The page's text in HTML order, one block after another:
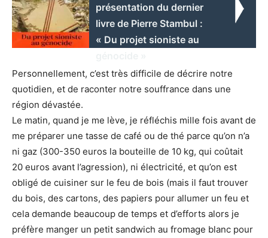
présentation du dernier
livre de Pierre Stambul :
« Du projet sioniste au
Personnellement, c’est très difficile de décrire notre
quotidien, et de raconter notre souffrance dans une
région dévastée.
Le matin, quand je me lève, je réfléchis mille fois avant de
me préparer une tasse de café ou de thé parce qu’on n’a
ni gaz (300-350 euros la bouteille de 10 kg, qui coûtait
20 euros avant l’agression), ni électricité, et qu’on est
obligé de cuisiner sur le feu de bois (mais il faut trouver
du bois, des cartons, des papiers pour allumer un feu et
cela demande beaucoup de temps et d’efforts alors je
préfère manger un petit sandwich au fromage blanc pour